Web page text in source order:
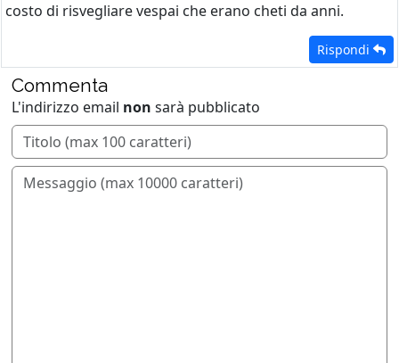
costo di risvegliare vespai che erano cheti da anni.
Rispondi
Commenta
L'indirizzo email non sarà pubblicato